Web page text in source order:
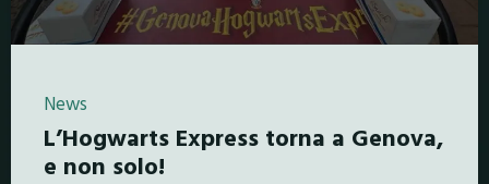
News
L’Hogwarts Express torna a Genova,
e non solo!